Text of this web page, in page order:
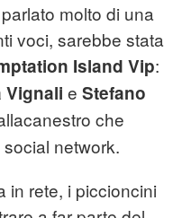
molto di una
voci, sarebbe stata
Island Vip:
Vignali e Stefano
che
network.
in rete, i piccioncini